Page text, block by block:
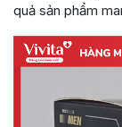
quả sản phẩm